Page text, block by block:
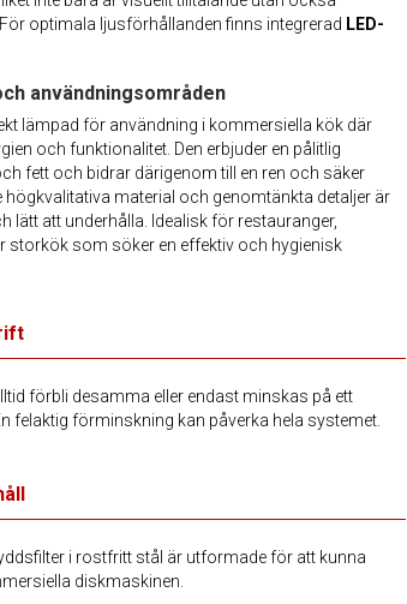
optimala ljusförhållanden finns integrerad LED-
användningsområden
lämpad för användning i kommersiella kök där
och funktionalitet. Den erbjuder en pålitlig
fett och bidrar därigenom till en ren och säker
högkvalitativa material och genomtänkta detaljer är
lätt att underhålla. Idealisk för restauranger,
storkök som söker en effektiv och hygienisk
förbli desamma eller endast minskas på ett
felaktig förminskning kan påverka hela systemet.
i rostfritt stål är utformade för att kunna
diskmaskinen.